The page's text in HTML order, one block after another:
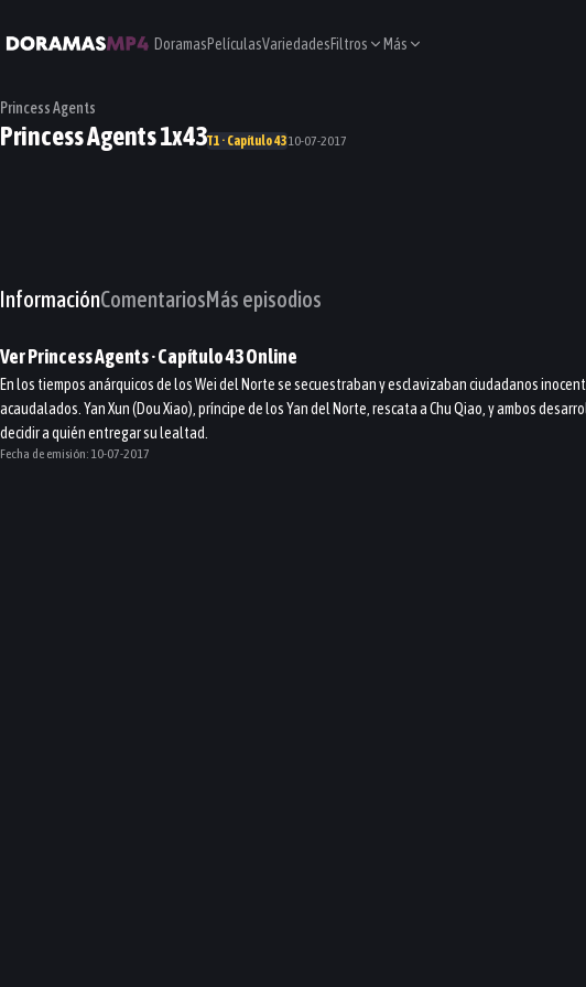
DoramasPelículasVariedadesFiltros Más
Princess Agents
Princess Agents 1x43T1 · Capítulo 4310-07-2017
InformaciónComentariosMás episodios
VerPrincess Agents· Capítulo43Online
En los tiempos anárquicos de los Wei del Norte se secuestraban y esclavizaban ciudadanos
acaudalados. Yan Xun (Dou Xiao), príncipe de los Yan del Norte, rescata a Chu Qiao, y ambos
decidir a quién entregar su lealtad.
Fecha de emisión: 10-07-2017